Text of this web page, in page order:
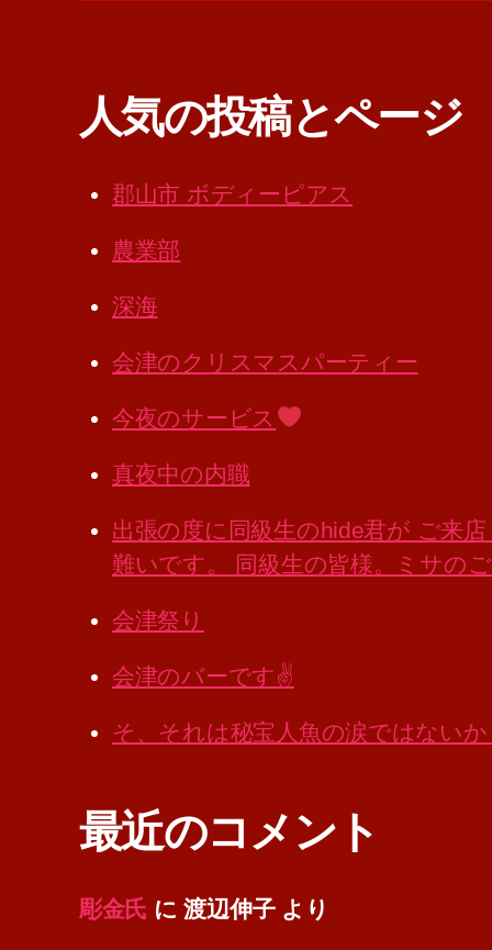
人気の投稿とページ
郡山市 ボディーピアス
農業部
深海
会津のクリスマスパーティー
今夜のサービス
真夜中の内職
出張の度に同級生のhide君が ご来
難いです。 同級生の皆様。ミサの
会津祭り
会津のバーです✌️
そ、それは秘宝人魚の涙ではないか
最近のコメント
彫金氏 に渡辺伸子より